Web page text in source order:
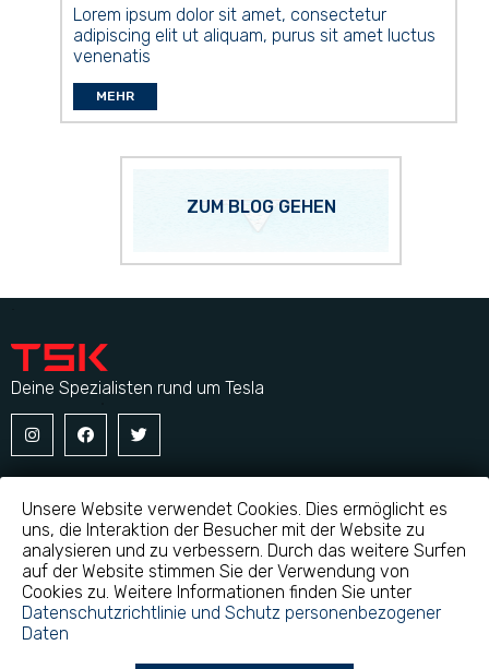
VENENATIS #2
Lorem ipsum dolor sit amet, consectetur
adipiscing elit ut aliquam, purus sit amet luctus
venenatis
MEHR
ZUM BLOG GEHEN
Deine Spezialisten rund um Tesla
Startseite
Vermietung
Styling and tuning
Ersatzteile
Modelle
Service
Über uns
Impressum
Disclaimer
Unsere Website verwendet Cookies. Dies ermöglicht es
uns, die Interaktion der Besucher mit der Website zu
analysieren und zu verbessern. Durch das weitere Surfen
auf der Website stimmen Sie der Verwendung von
Cookies zu. Weitere Informationen finden Sie unter
Datenschutzrichtlinie und Schutz personenbezogener
Daten